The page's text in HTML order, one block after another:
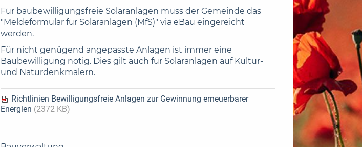
Für baubewilligungsfreie Solaranlagen muss der Gemeinde das
"Meldeformular für Solaranlagen (MfS)" viaeBau eingereicht
werden.
Für nicht genügend angepasste Anlagen ist immer eine
Baubewilligung nötig. Dies gilt auch für Solaranlagen auf Kultur-
und Naturdenkmälern.
Richtlinien Bewilligungsfreie Anlagen zur Gewinnung erneuerbarer
Energien (2372 KB)